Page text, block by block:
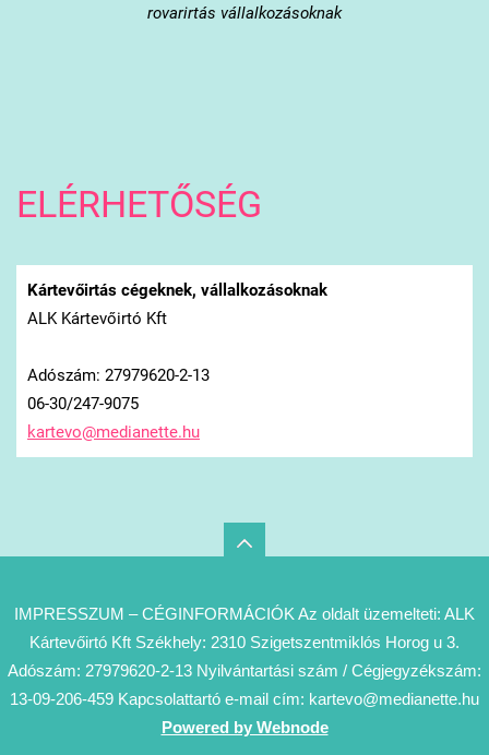
rovarirtás vállalkozásoknak
ELÉRHETŐSÉG
Kártevőirtás cégeknek, vállalkozásoknak
ALK Kártevőirtó Kft
Adószám: 27979620-2-13
06-30/247-9075
kartevo@medianette.hu
IMPRESSZUM – CÉGINFORMÁCIÓK Az oldalt üzemelteti: ALK
Kártevőirtó Kft Székhely: 2310 Szigetszentmiklós Horog u 3.
Adószám: 27979620-2-13 Nyilvántartási szám / Cégjegyzékszám:
13-09-206-459 Kapcsolattartó e-mail cím: kartevo@medianette.hu
Powered by Webnode